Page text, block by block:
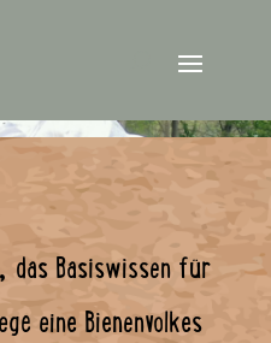
das Basiswissen für
eine Bienenvolkes